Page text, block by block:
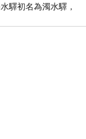
驛初名為濁水驛，
於1953